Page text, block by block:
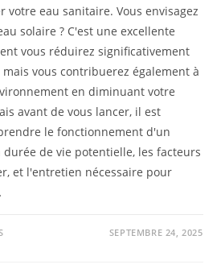
votre eau sanitaire. Vous envisagez
solaire ? C'est une excellente
vous réduirez significativement
vous contribuerez également à
en diminuant votre
avant de vous lancer, il est
le fonctionnement d'un
de vie potentielle, les facteurs
et l'entretien nécessaire pour
SEPTEMBRE 24, 2025